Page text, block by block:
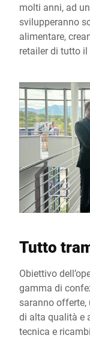
molti anni, ad
svilupperanno
alimentare,
retailer di tutto
Tutto
Obiettivo
gamma di
saranno
di alta qualità e
tecnica e